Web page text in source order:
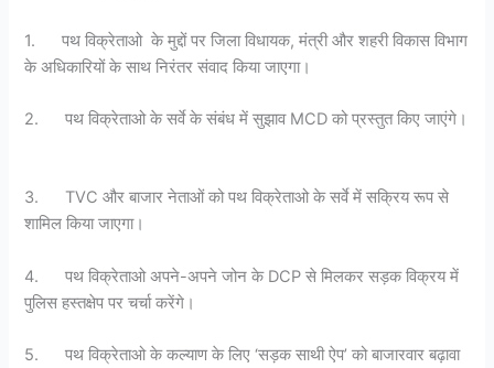
1. पथ विक्रेताओ के मुद्दों पर जिला विधायक, मंत्री और शहरी विकास विभाग
के अधिकारियों के साथ निरंतर संवाद किया जाएगा।
2. पथ विक्रेताओ के सर्वे के संबंध में सुझाव MCD को प्रस्तुत किए जाएंगे।
3. TVC और बाजार नेताओं को पथ विक्रेताओ के सर्वे में सक्रिय रूप से
शामिल किया जाएगा।
4. पथ विक्रेताओ अपने-अपने जोन के DCP से मिलकर सड़क विक्रय में
पुलिस हस्तक्षेप पर चर्चा करेंगे।
5. पथ विक्रेताओ के कल्याण के लिए ‘सड़क साथी ऐप’ को बाजारवार बढ़ावा